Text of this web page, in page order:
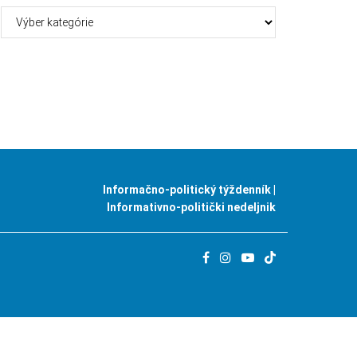
Informačno-politický týždenník |
Informativno-politički nedeljnik